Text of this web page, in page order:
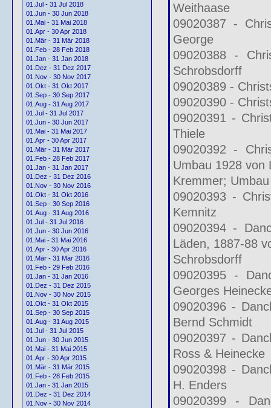
01.Jul - 31 Jul 2018
01.Jun - 30 Jun 2018
01.Mai - 31 Mai 2018
01.Apr - 30 Apr 2018
01.Mär - 31 Mär 2018
01.Feb - 28 Feb 2018
01.Jan - 31 Jan 2018
01.Dez - 31 Dez 2017
01.Nov - 30 Nov 2017
01.Okt - 31 Okt 2017
01.Sep - 30 Sep 2017
01.Aug - 31 Aug 2017
01.Jul - 31 Jul 2017
01.Jun - 30 Jun 2017
01.Mai - 31 Mai 2017
01.Apr - 30 Apr 2017
01.Mär - 31 Mär 2017
01.Feb - 28 Feb 2017
01.Jan - 31 Jan 2017
01.Dez - 31 Dez 2016
01.Nov - 30 Nov 2016
01.Okt - 31 Okt 2016
01.Sep - 30 Sep 2016
01.Aug - 31 Aug 2016
01.Jul - 31 Jul 2016
01.Jun - 30 Jun 2016
01.Mai - 31 Mai 2016
01.Apr - 30 Apr 2016
01.Mär - 31 Mär 2016
01.Feb - 29 Feb 2016
01.Jan - 31 Jan 2016
01.Dez - 31 Dez 2015
01.Nov - 30 Nov 2015
01.Okt - 31 Okt 2015
01.Sep - 30 Sep 2015
01.Aug - 31 Aug 2015
01.Jul - 31 Jul 2015
01.Jun - 30 Jun 2015
01.Mai - 31 Mai 2015
01.Apr - 30 Apr 2015
01.Mär - 31 Mär 2015
01.Feb - 28 Feb 2015
01.Jan - 31 Jan 2015
01.Dez - 31 Dez 2014
01.Nov - 30 Nov 2014
Weithaase
09020387 -
George
09020388 -
Schrobsdorff
09020389 -
09020390 -
09020391 -
Thiele
09020392 -
Umbau 1928 von
Kremmer;
09020393 -
Kemnitz
09020394 -
Läden, 1887-88
Schrobsdorff
09020395 -
Georges
09020396 -
Bernd Schmidt
09020397 -
Ross & Heinecke
09020398 -
H. Enders
09020399 -